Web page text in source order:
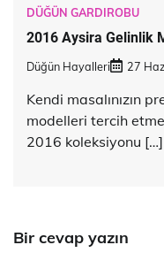
DÜĞÜN GARDIROBU
2016 Aysira Gelinlik
Düğün Hayalleri 27
Kendi masalınızın
modelleri tercih
2016 koleksiyonu […]
Bir cevap yazın